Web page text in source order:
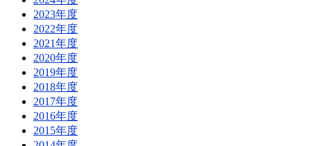
2023年度
2022年度
2021年度
2020年度
2019年度
2018年度
2017年度
2016年度
2015年度